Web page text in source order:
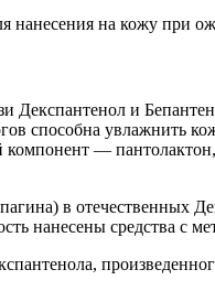
нанесения на кожу при
и
способна увлажнить
—
в
нанесены средства с